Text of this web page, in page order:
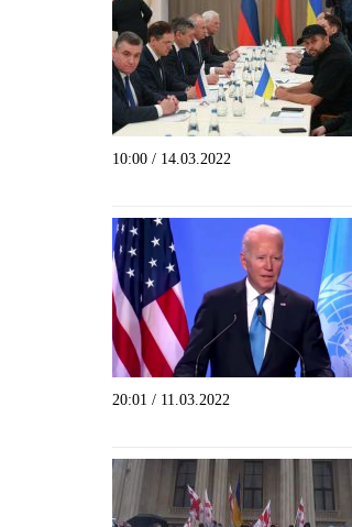
10:00 / 14.03.2022
20:01 / 11.03.2022